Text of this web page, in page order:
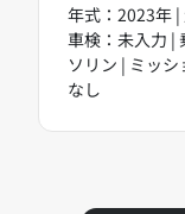
年式：2023年
車検：未入力 |
ソリン | ミッシ
なし